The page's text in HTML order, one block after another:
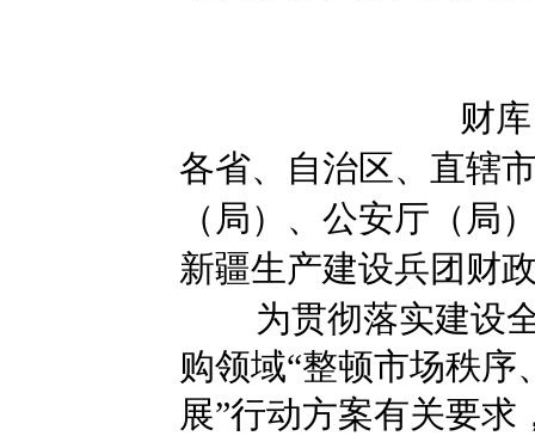
财
各省、自治区、直辖
（局）、公安厅（局
新疆生产建设兵团财
为贯彻落实建设
购领域“整顿市场秩
展”行动方案有关要